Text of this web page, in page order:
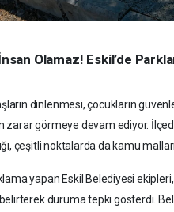
Olamaz! Eskil’de
dinlenmesi, çocukların
zarar görmeye devam ediyor.
çeşitli noktalarda da kamu
yapan Eskil Belediyesi
duruma tepki gösterdi.